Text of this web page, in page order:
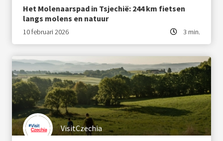
Het Molenaarspad in Tsjechië: 244 km fietsen
langs molens en natuur
10 februari 2026 3 min.
VisitCzechia